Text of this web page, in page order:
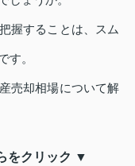
握することは、スム
す。
売却相場について解
をクリック ▼